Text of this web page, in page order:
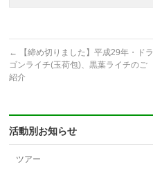
←
【締め切りました】平成29年・ドラ
ゴンライチ(玉荷包)、黒葉ライチのご
紹介
活動別お知らせ
ツアー